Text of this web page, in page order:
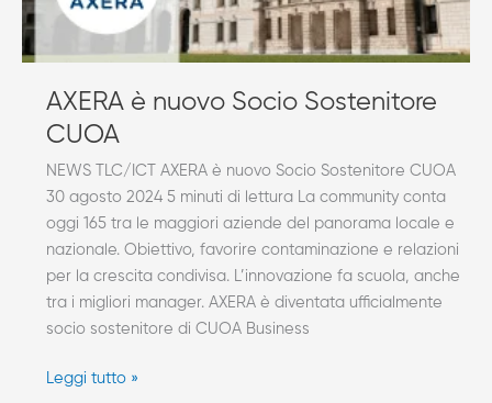
AXERA è nuovo Socio Sostenitore
CUOA
NEWS TLC/ICT AXERA è nuovo Socio Sostenitore CUOA
30 agosto 2024 5 minuti di lettura La community conta
oggi 165 tra le maggiori aziende del panorama locale e
nazionale. Obiettivo, favorire contaminazione e relazioni
per la crescita condivisa. L’innovazione fa scuola, anche
tra i migliori manager. AXERA è diventata ufficialmente
socio sostenitore di CUOA Business
Leggi tutto »